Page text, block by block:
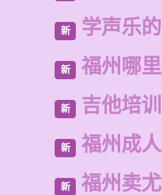
新 学声乐
新 福州哪
新 吉他培
新 福州成
新 福州卖